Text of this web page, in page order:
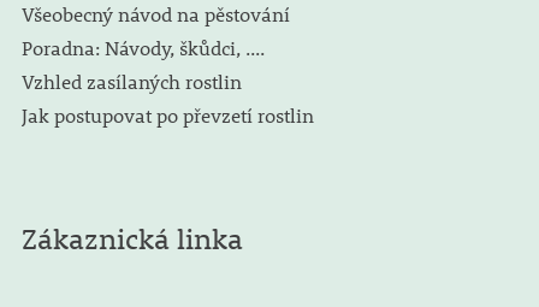
Všeobecný návod na pěstování
Poradna: Návody, škůdci, ....
Vzhled zasílaných rostlin
Jak postupovat po převzetí rostlin
Zákaznická linka